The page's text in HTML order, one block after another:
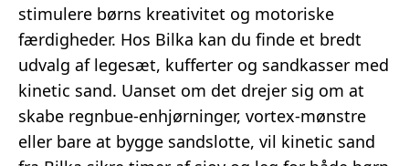
stimulere børns kreativitet og motoriske
færdigheder. Hos Bilka kan du finde et bredt
udvalg af legesæt, kufferter og sandkasser med
kinetic sand. Uanset om det drejer sig om at
skabe regnbue-enhjørninger, vortex-mønstre
eller bare at bygge sandslotte, vil kinetic sand